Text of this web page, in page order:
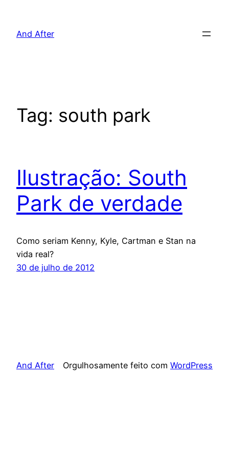
And After
Tag: south park
Ilustração: South
Park de verdade
Como seriam Kenny, Kyle, Cartman e Stan na
vida real?
30 de julho de 2012
And After Orgulhosamente feito com WordPress